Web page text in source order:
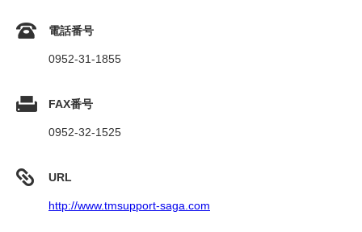
電話番号
0952-31-1855
FAX番号
0952-32-1525
URL
http://www.tmsupport-saga.com